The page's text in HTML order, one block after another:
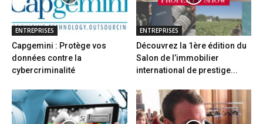
ENTREPRISES
Capgemini : Protège vos
données contre la
cybercriminalité
ENTREPRISES
Découvrez la 1ère édition du
Salon de l’immobilier
international de prestige...